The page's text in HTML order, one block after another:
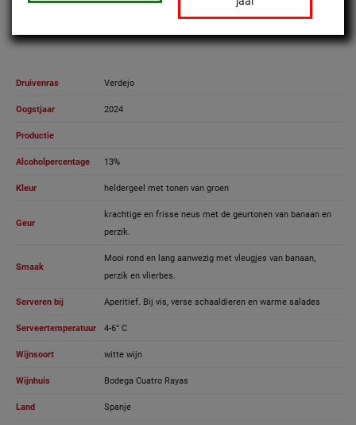
Druivenras Verdejo
Oogstjaar 2024
Productie
Alcoholpercentage 13%
Kleur heldergeel met tonen van groen
Geur
krachtige en frisse neus met de geurtonen van banaan en
perzik.
Smaak
Mooi rond en lang aanwezig met vleugjes van banaan,
perzik en vlierbes.
Serveren bij Aperitief. Bij vis, verse schaaldieren en warme salades
Serveertemperatuur 4-6° C
Wijnsoort witte wijn
Wijnhuis Bodega Cuatro Rayas
Land Spanje